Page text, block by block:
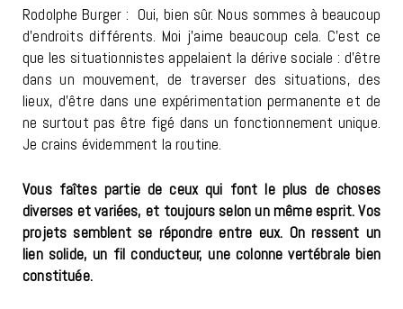
Rodolphe Burger : Oui, bien sûr. Nous sommes à beaucoup
d’endroits différents. Moi j’aime beaucoup cela. C’est ce
que les situationnistes appelaient la dérive sociale : d’être
dans un mouvement, de traverser des situations, des
lieux, d’être dans une expérimentation permanente et de
ne surtout pas être figé dans un fonctionnement unique.
Je crains évidemment la routine.
Vous faîtes partie de ceux qui font le plus de choses
diverses et variées, et toujours selon un même esprit. Vos
projets semblent se répondre entre eux. On ressent un
lien solide, un fil conducteur, une colonne vertébrale bien
constituée.